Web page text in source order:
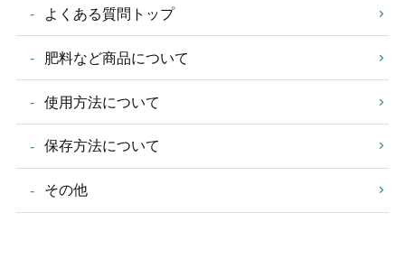
よくある質問トップ
肥料など商品について
使用方法について
保存方法について
その他